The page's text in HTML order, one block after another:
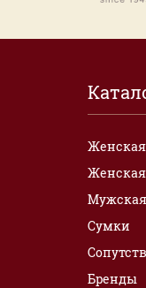
Женская
Женская
Мужская
Сумки
Бренды